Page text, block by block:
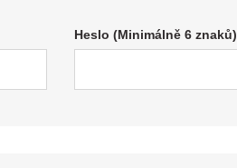
Heslo (Minimálně 6 znaků)